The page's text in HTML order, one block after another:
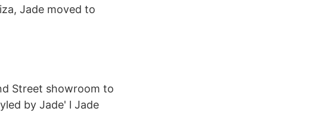
Jade moved to
Street showroom to
by Jade' l Jade